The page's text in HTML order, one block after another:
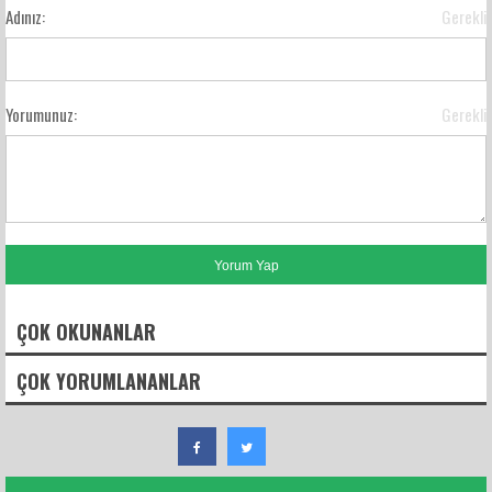
Adınız: Gerekli
Yorumunuz: Gerekli
ÇOK OKUNANLAR
ÇOK YORUMLANANLAR